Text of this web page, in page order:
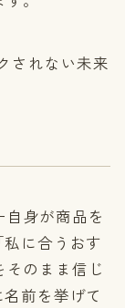
されない未来
身が商品を
に合うおす
のまま信じ
前を挙げて